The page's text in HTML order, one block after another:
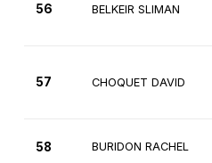
56 BELKEIR SLIMAN
57 CHOQUET DAVID
58 BURIDON RACHEL